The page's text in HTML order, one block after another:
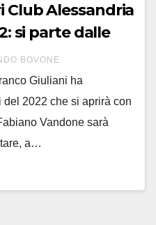
Club Alessandria
si parte dalle
BOVONE
Giuliani ha
2022 che si aprirà con
Vandone sarà
a…